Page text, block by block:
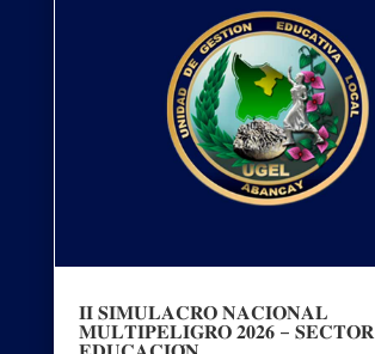
𝐈𝐈 𝐒𝐈𝐌𝐔𝐋𝐀𝐂𝐑𝐎 𝐍𝐀𝐂𝐈𝐎𝐍𝐀𝐋
𝐌𝐔𝐋𝐓𝐈𝐏𝐄𝐋𝐈𝐆𝐑𝐎 𝟐𝟎𝟐𝟔 – 𝐒𝐄𝐂𝐓𝐎𝐑